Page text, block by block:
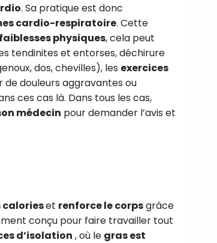
. Sa pratique est donc
cardio-respiratoire. Cette
faiblesses physiques, cela peut
tendinites et entorses, déchirure
dos, chevilles), les exercices
douleurs aggravantes ou
ces cas là. Dans tous les cas,
médecin pour demander l’avis et
calorieset renforce le corpsgrâce
conçu pour faire travailler tout
d’isolation , où le gras est